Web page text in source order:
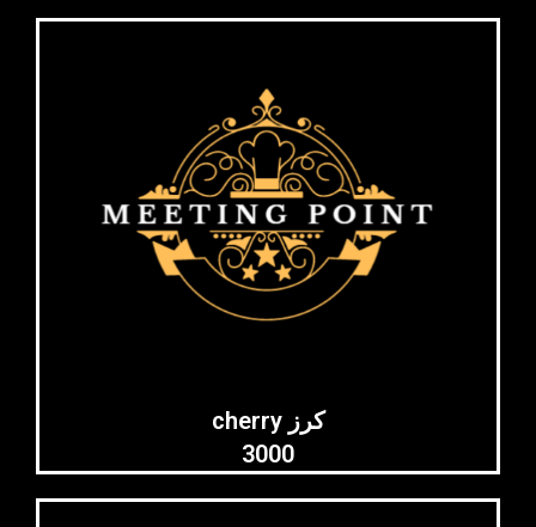
cherry كرز
3000